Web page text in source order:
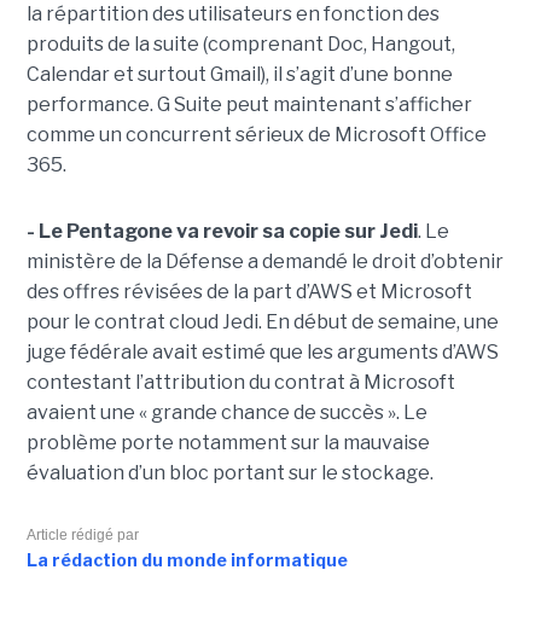
la répartition des utilisateurs en fonction des
produits de la suite (comprenant Doc, Hangout,
Calendar et surtout Gmail), il s’agit d’une bonne
performance. G Suite peut maintenant s’afficher
comme un concurrent sérieux de Microsoft Office
365.
- Le Pentagone va revoir sa copie sur Jedi. Le
ministère de la Défense a demandé le droit d’obtenir
des offres révisées de la part d’AWS et Microsoft
pour le contrat cloud Jedi. En début de semaine, une
juge fédérale avait estimé que les arguments d’AWS
contestant l’attribution du contrat à Microsoft
avaient une « grande chance de succès ». Le
problème porte notamment sur la mauvaise
évaluation d’un bloc portant sur le stockage.
Article rédigé par
La rédaction du monde informatique